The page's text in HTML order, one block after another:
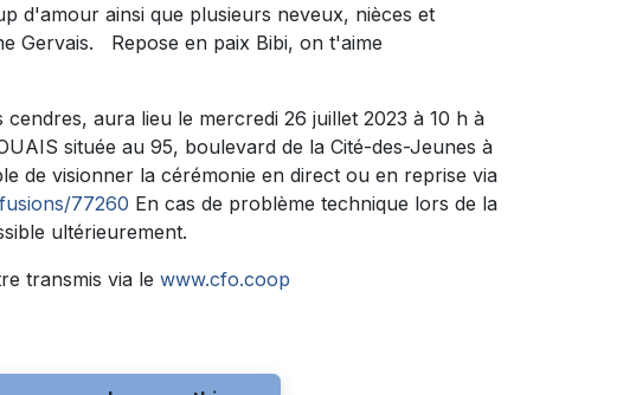
d'amour ainsi que plusieurs neveux, nièces et
Gervais. Repose en paix Bibi, on t'aime
aura lieu le mercredi 26 juillet 2023 à 10 h à
située au 95, boulevard de la Cité-des-Jeunes à
de visionner la cérémonie en direct ou en reprise via
77260 En cas de problème technique lors de la
ultérieurement.
transmis via le www.cfo.coop